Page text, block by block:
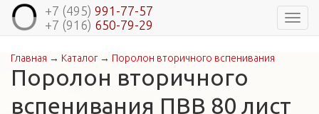
+7 (495) 991-77-57
+7 (916) 650-79-29
Вы здесь
Главная → Каталог→ Поролон вторичного вспенивания
Поролон вторичного
вспенивания ПВВ 80 лист